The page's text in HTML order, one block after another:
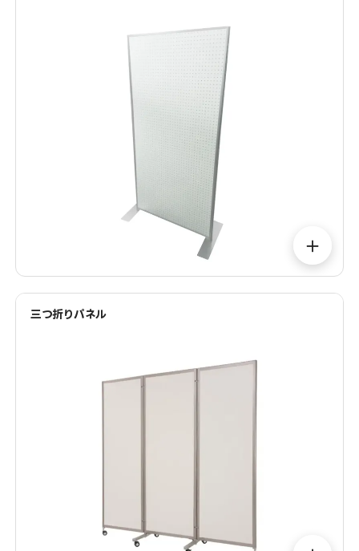
＋
三つ折りパネル